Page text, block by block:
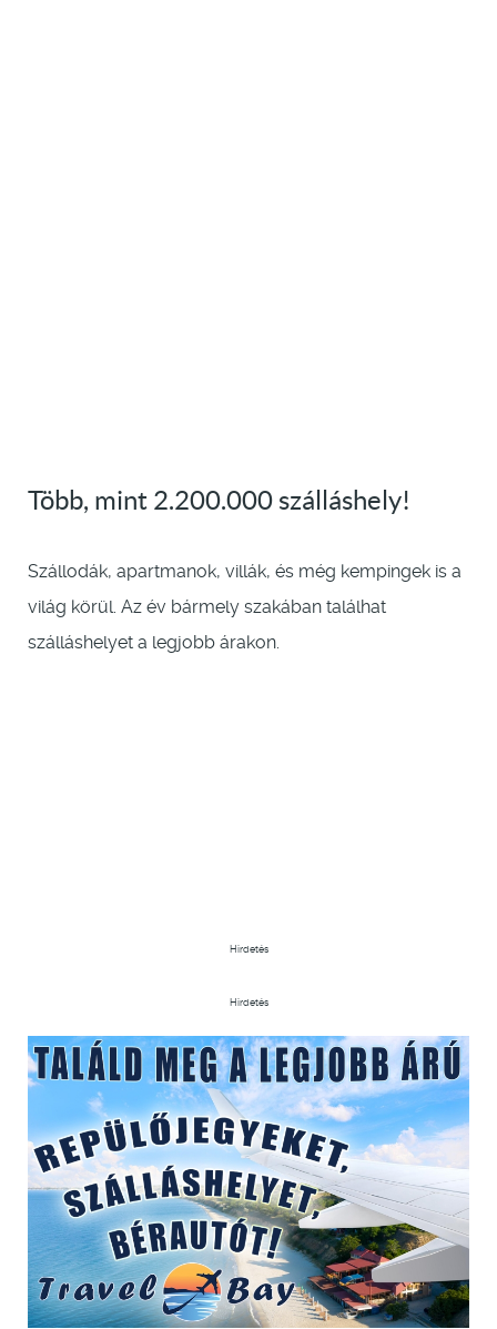
Több, mint 2.200.000 szálláshely!
Szállodák, apartmanok, villák, és még kempingek is a
világ körül. Az év bármely szakában találhat
szálláshelyet a legjobb árakon.
Hirdetés
Hirdetés